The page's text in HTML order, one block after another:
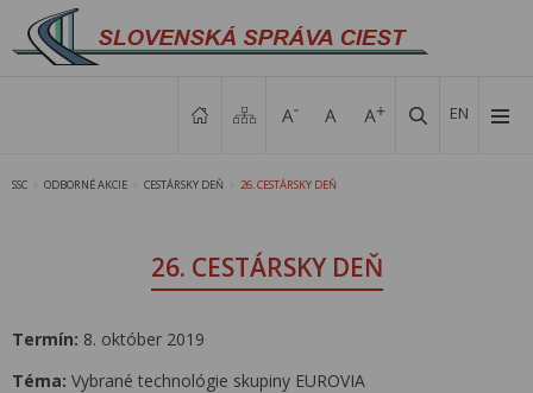
EN
SSC ODBORNÉ AKCIE CESTÁRSKY DEŇ 26. CESTÁRSKY DEŇ
26. CESTÁRSKY DEŇ
Termín: 8. október 2019
Téma: Vybrané technológie skupiny EUROVIA